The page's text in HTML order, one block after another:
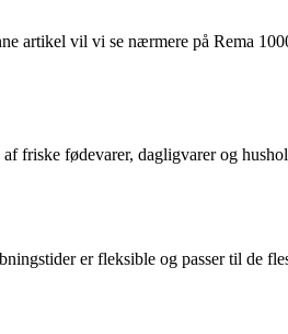
artikel vil vi se nærmere på Rema
friske fødevarer, dagligvarer og
er fleksible og passer til de